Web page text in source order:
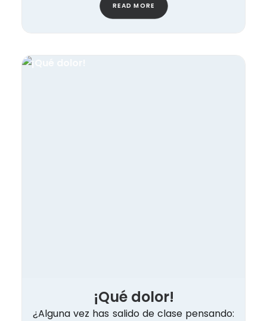
READ MORE
¡Qué dolor!
¿Alguna vez has salido de clase pensando: